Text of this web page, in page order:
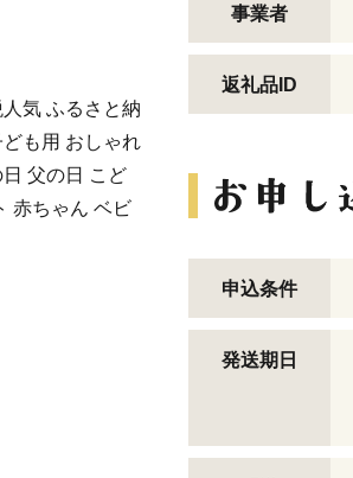
気 ふるさと納
も用 おしゃれ
父の日 こど
赤ちゃん ベビ
事業者
返礼品ID
申込条件
発送期日